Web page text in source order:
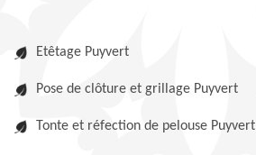
Etêtage Puyvert
Pose de clôture et grillage Puyvert
Tonte et réfection de pelouse Puyvert